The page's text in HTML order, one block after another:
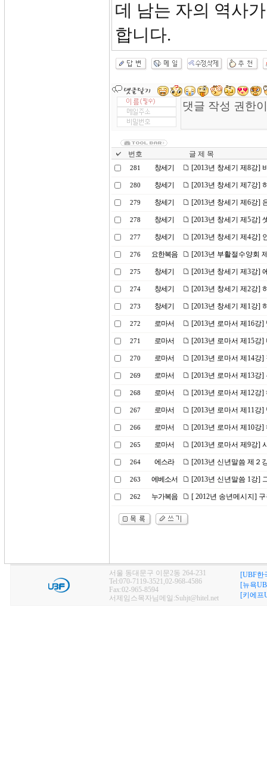
데 남는 자의 역사
합니다.
번호 글 제 목
281 창세기 [2013년 창세기 제8강]
280 창세기 [2013년 창세기 제7강]
279 창세기 [2013년 창세기 제6강]
278 창세기 [2013년 창세기 제5강]
277 창세기 [2013년 창세기 제4강]
276 요한복음 [2013년 부활절수양회
275 창세기 [2013년 창세기 제3강]
274 창세기 [2013년 창세기 제2강]
273 창세기 [2013년 창세기 제1강]
272 로마서 [2013년 로마서 제16강
271 로마서 [2013년 로마서 제15강
270 로마서 [2013년 로마서 제14강
269 로마서 [2013년 로마서 제13강
268 로마서 [2013년 로마서 제12강
267 로마서 [2013년 로마서 제11강
266 로마서 [2013년 로마서 제10강
265 로마서 [2013년 로마서 제9강]
264 에스라 [2013년 신년말씀 제２
263 에베소서 [2013년 신년말씀 1강]
262 누가복음 [ 2012년 송년메시지]
서울 동대문구 이문2동 264-231
Tel:070-7119-3521,02-968-4586
Fax:02-965-8594
서제임스목자님메일:Suhjt@hitel.net
[UBF한
[뉴욕
[키에프